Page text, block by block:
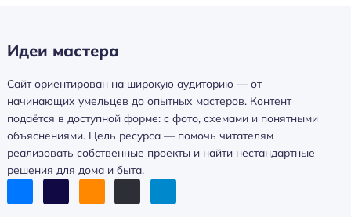
Идеи мастера
Сайт ориентирован на широкую аудиторию — от
начинающих умельцев до опытных мастеров. Контент
подаётся в доступной форме: с фото, схемами и понятными
объяснениями. Цель ресурса — помочь читателям
реализовать собственные проекты и найти нестандартные
решения для дома и быта.